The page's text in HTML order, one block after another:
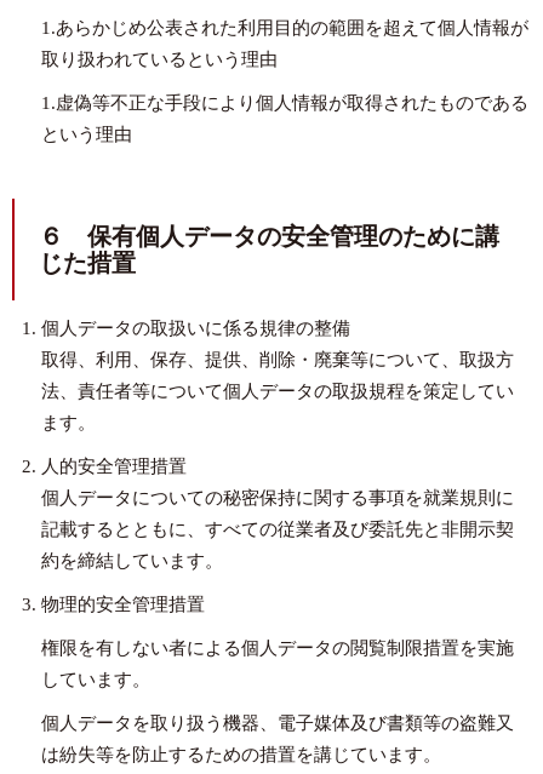
1.あらかじめ公表された利用目的の範囲を超えて個人情報が
取り扱われているという理由
1.虚偽等不正な手段により個人情報が取得されたものである
という理由
６ 保有個人データの安全管理のために講
じた措置
個人データの取扱いに係る規律の整備
取得、利用、保存、提供、削除・廃棄等について、取扱方
法、責任者等について個人データの取扱規程を策定してい
ます。
人的安全管理措置
個人データについての秘密保持に関する事項を就業規則に
記載するとともに、すべての従業者及び委託先と非開示契
約を締結しています。
物理的安全管理措置
権限を有しない者による個人データの閲覧制限措置を実施
しています。
個人データを取り扱う機器、電子媒体及び書類等の盗難又
は紛失等を防止するための措置を講じています。